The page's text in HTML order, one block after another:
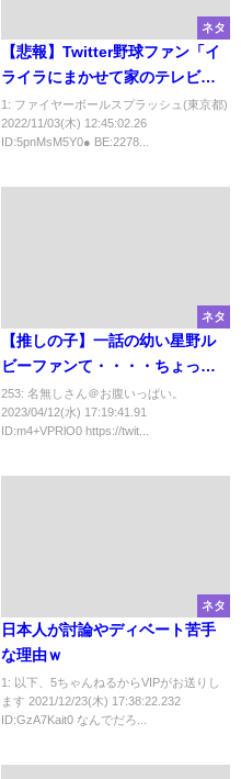
ネタ
【悲報】Twitter野球ファン「イ
ライラにまかせて家のテレビ破
壊した結果ｗｗｗｗｗｗｗｗ
ｗ」
1: ファイヤーボールスプラッシュ(東京都)
2022/11/03(木) 12:45:02.26
ID:5pnMsM5Y0● BE:2278...
ネタ
【推しの子】一話の幼い星野ル
ビーファンて・・・・ちょっと
ｗ
253: 名無しさん＠お腹いっぱい。
2023/04/12(水) 17:19:41.91
ID:m4+VPRlO0 https://twit...
ネタ
日本人が討論やディベート苦手
な理由ｗ
1: 以下、5ちゃんねるからVIPがお送りし
ます 2021/12/23(木) 17:38:22.232
ID:GzA7Kait0 なんでだろ...